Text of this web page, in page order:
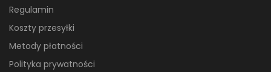
Regulamin
Koszty przesyłki
Metody płatności
Polityka prywatności